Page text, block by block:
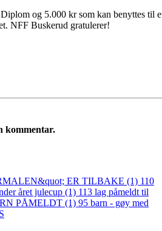
og 5.000 kr som kan benyttes til
NFF Buskerud gratulerer!
kommentar.
ER TILBAKE (1) 110
året julecup (1) 113 lag påmeldt til
PÅMELDT (1) 95 barn - gøy med